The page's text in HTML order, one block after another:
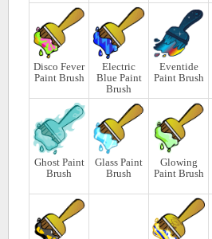
Disco Fever
Paint Brush
Electric
Blue Paint
Brush
Eventide
Paint Brush
Ghost Paint
Brush
Glass Paint
Brush
Glowing
Paint Brush